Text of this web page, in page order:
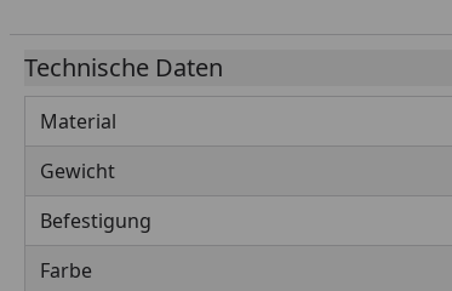
Technische Daten
Material
Gewicht
Befestigung
Farbe